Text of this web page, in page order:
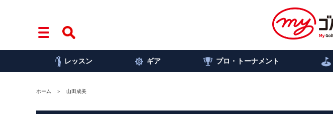
レッスン ギア プロ・トーナメント
ホーム 山田成美